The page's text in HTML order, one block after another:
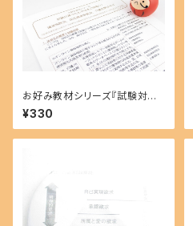
お好み教材シリーズ『試験対策
のための法改正情報!!! 健康保
険法、国民健康保険法、介護保
険法など』H2002
¥330